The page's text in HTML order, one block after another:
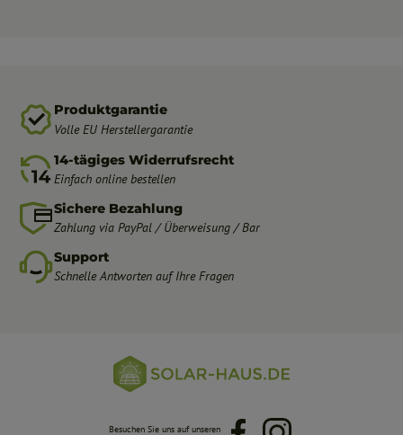
Produktgarantie
Volle EU Herstellergarantie
14-tägiges Widerrufsrecht
Einfach online bestellen
Sichere Bezahlung
Zahlung via PayPal / Überweisung / Bar
Support
Schnelle Antworten auf Ihre Fragen
Besuchen Sie uns auf unseren